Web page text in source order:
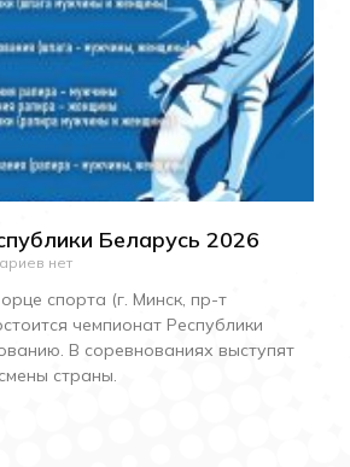
Беларусь 2026
нет
спорта (г. Минск, пр-т
чемпионат Республики
В соревнованиях выступят
страны.